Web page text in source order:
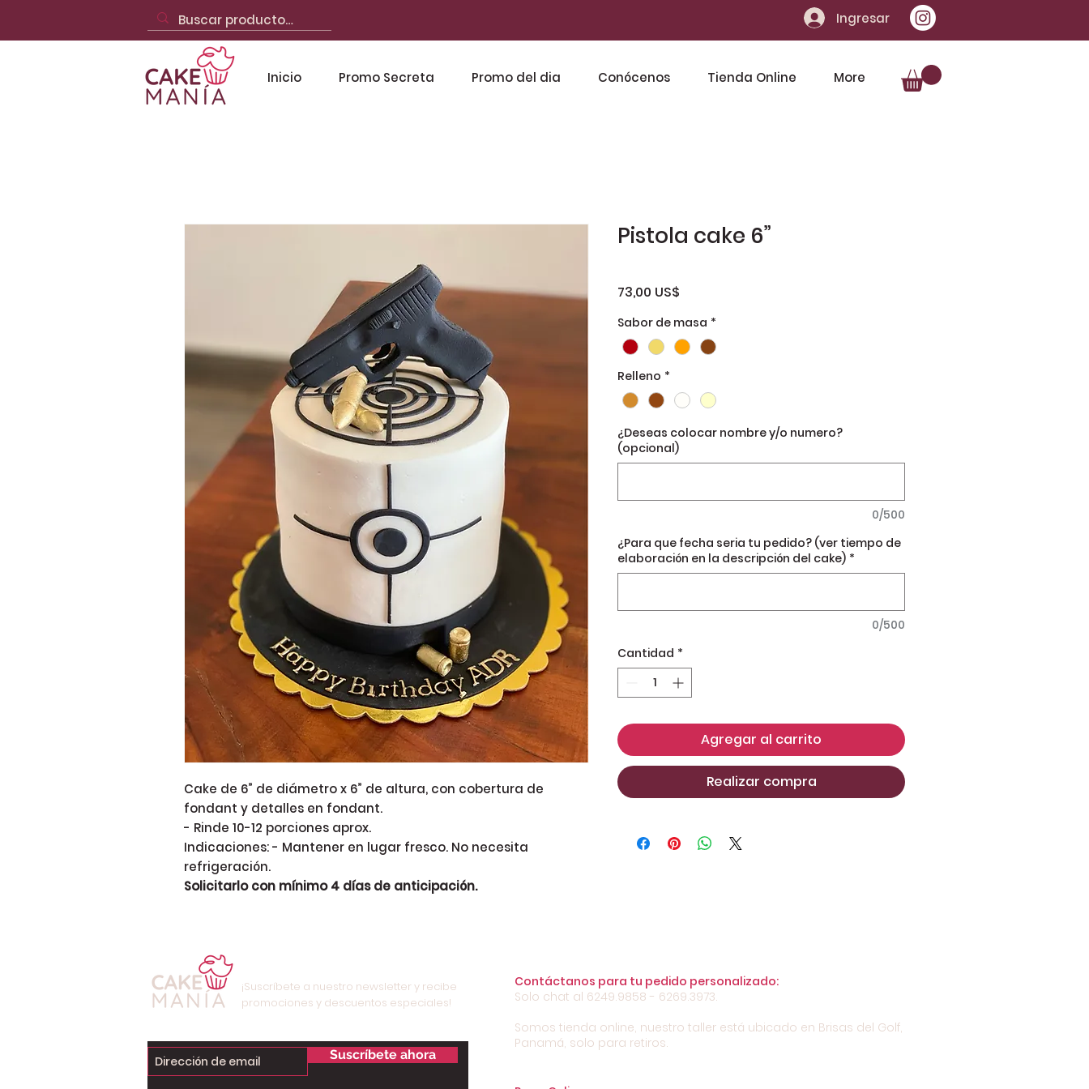
Ingresar
Inicio Promo Secreta Promo del dia Conócenos Tienda Online More
Cake de 6” de diámetro x 6” de altura, con cobertura de
fondant y detalles en fondant.
- Rinde 10-12 porciones aprox.
Indicaciones: - Mantener en lugar fresco. No necesita
refrigeración.
Solicitarlo con mínimo 4 días de anticipación.
Pistola cake 6”
73,00 US$
Sabor de masa *
Relleno *
¿Deseas colocar nombre y/o numero?
(opcional)
0/500
¿Para que fecha seria tu pedido? (ver tiempo de
elaboración en la descripción del cake) *
0/500
Cantidad *
Agregar al carrito
Realizar compra
¡Suscríbete a nuestro newsletter y recibe
promociones y descuentos especiales!
Suscríbete ahora
Contáctanos para tu pedido personalizado:
Solo chat al 6249.9858 - 6269.3973.
Somos tienda online, nuestro taller está ubicado en Brisas del Golf,
Panamá, solo para retiros.